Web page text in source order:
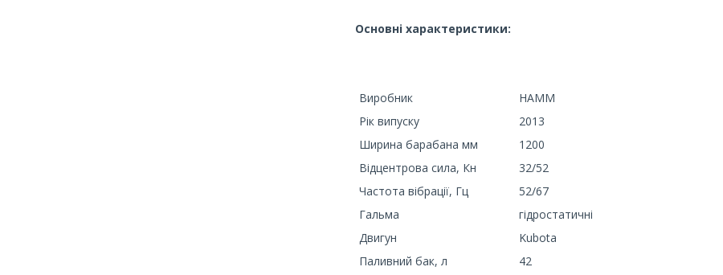
Основні характеристики:
Виробник
HAMM
Рік випуску
2013
Ширина барабана мм
1200
Відцентрова сила, Кн
32/52
Частота вібрації, Гц
52/67
Гальма
гідростатичні
Двигун
Kubota
Паливний бак, л
42